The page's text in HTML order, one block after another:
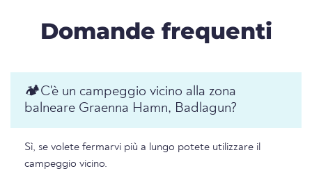
Domande frequenti
🏕️️C'è un campeggio vicino alla zona
balneare Graenna Hamn, Badlagun?
Sì, se volete fermarvi più a lungo potete utilizzare il
campeggio vicino.